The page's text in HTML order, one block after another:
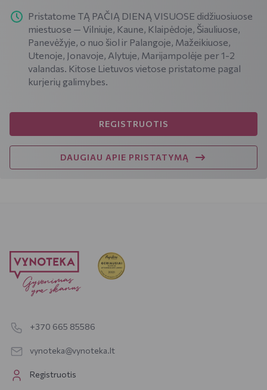
Pristatome TĄ PAČIĄ DIENĄ VISUOSE didžiuosiuose
miestuose — Vilniuje, Kaune, Klaipėdoje, Šiauliuose,
Panevėžyje, o nuo šiol ir Palangoje, Mažeikiuose,
Utenoje, Jonavoje, Alytuje, Marijampolėje per 1-2
valandas. Kitose Lietuvos vietose pristatome pagal
kurjerių galimybes.
REGISTRUOTIS
DAUGIAU APIE PRISTATYMĄ
+370 665 85586
vynoteka@vynoteka.lt
Registruotis